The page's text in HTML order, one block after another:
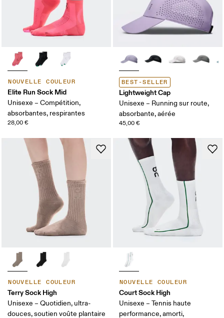
NOUVELLE COULEUR
Elite Run Sock Mid
Unisexe – Compétition,
absorbantes, respirantes
28,00 €
BEST-SELLER
Lightweight Cap
Unisexe – Running sur route,
absorbante, aérée
45,00 €
NOUVELLE COULEUR
Terry Sock High
Unisexe – Quotidien, ultra-
douces, soutien voûte plantaire
NOUVELLE COULEUR
Court Sock High
Unisexe – Tennis haute
performance, amorti,